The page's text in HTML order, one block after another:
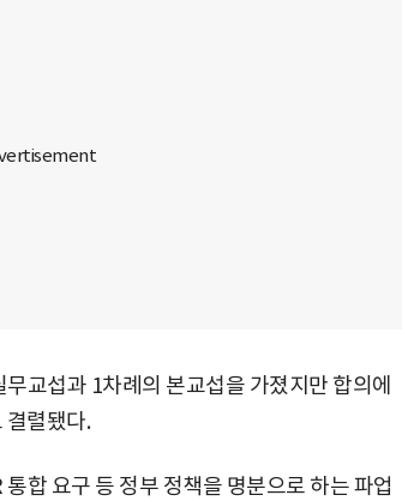
교섭과 1차례의 본교섭을 가졌지만 합의에
결렬됐다.
합 요구 등 정부 정책을 명분으로 하는 파업